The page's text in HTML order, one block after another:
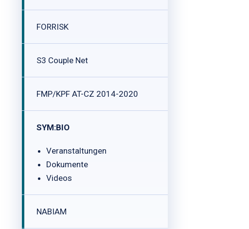
FORRISK
S3 Couple Net
FMP/KPF AT-CZ 2014-2020
SYM:BIO
Veranstaltungen
Dokumente
Videos
NABIAM